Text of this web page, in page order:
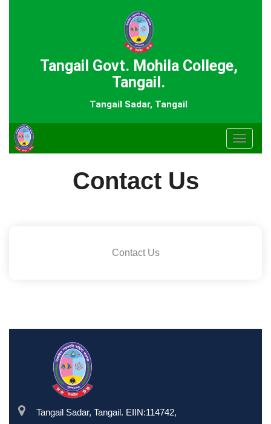
Tangail Govt. Mohila College,
Tangail.
Tangail Sadar, Tangail
Toggle
Contact Us
Contact Us
Tangail Sadar, Tangail. EIIN:114742,